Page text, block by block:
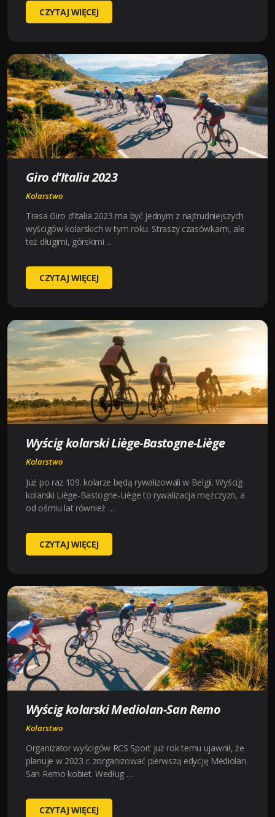
WYŚCIG
KOLARSKI
GOLD
RACE
CZYTAJ WIĘCEJ
Giro d’Italia 2023
Kolarstwo
Trasa Giro d’Italia 2023 ma być jednym z najtrudniejszych
wyścigów kolarskich w tym roku. Straszy czasówkami, ale
też długimi, górskimi …
GIRO
D’ITALIA
CZYTAJ WIĘCEJ
Wyścig kolarski Liège-Bastogne-Liège
Kolarstwo
Już po raz 109. kolarze będą rywalizowali w Belgii. Wyścig
kolarski Liège-Bastogne-Liège to rywalizacja mężczyzn, a
od ośmiu lat również …
WYŚCIG
KOLARSKI
BASTOGNE-
LIÈGE
CZYTAJ WIĘCEJ
Wyścig kolarski Mediolan-San Remo
Kolarstwo
Organizator wyścigów RCS Sport już rok temu ujawnił, że
planuje w 2023 r. zorganizować pierwszą edycję Mediolan-
San Remo kobiet. Według …
WYŚCIG
CZYTAJ WIĘCEJ